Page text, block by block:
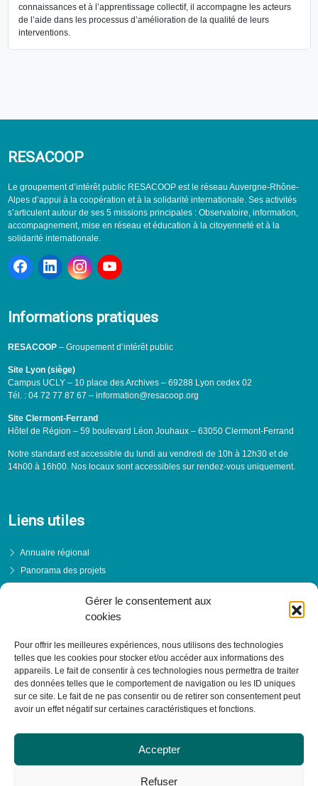
Gérer le consentement aux
cookies
Pour offrir les meilleures expériences, nous utilisons des technologies
telles que les cookies pour stocker et/ou accéder aux informations des
appareils. Le fait de consentir à ces technologies nous permettra de traiter
des données telles que le comportement de navigation ou les ID uniques
sur ce site. Le fait de ne pas consentir ou de retirer son consentement peut
avoir un effet négatif sur certaines caractéristiques et fonctions.
Accepter
Refuser
connaissances et à l’apprentissage collectif, il accompagne les acteurs
de l’aide dans les processus d’amélioration de la qualité de leurs
interventions.
RESACOOP
Le groupement d’intérêt public RESACOOP est le réseau Auvergne-Rhône-
Alpes d’appui à la coopération et à la solidarité internationale. Ses activités
s’articulent autour de ses 5 missions principales : Observatoire, information,
accompagnement, mise en réseau et éducation à la citoyenneté et à la
solidarité internationale.
Informations pratiques
RESACOOP– Groupement d’intérêt public
Site Lyon (siège)
Campus UCLY – 10 place des Archives – 69288 Lyon cedex 02
Tél. : 04 72 77 87 67 – information@resacoop.org
Site Clermont-Ferrand
Hôtel de Région – 59 boulevard Léon Jouhaux – 63050 Clermont-Ferrand
Notre standard est accessible du lundi au vendredi de 10h à 12h30 et de
14h00 à 16h00. Nos locaux sont accessibles sur rendez-vous uniquement.
Liens utiles
Annuaire régional
Panorama des projets